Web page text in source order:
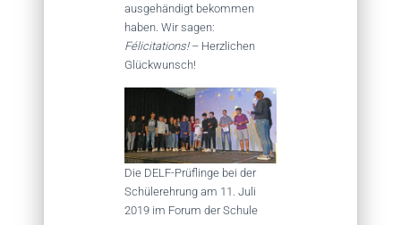
ausgehändigt bekommen
haben. Wir sagen:
Félicitations!– Herzlichen
Glückwunsch!
Die DELF-Prüflinge bei der
Schülerehrung am 11. Juli
2019 im Forum der Schule